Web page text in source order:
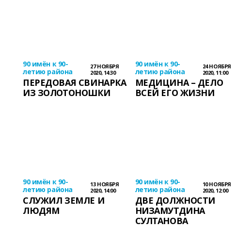
90 имён к 90-
летию района
27 НОЯБРЯ
2020, 14:30
ПЕРЕДОВАЯ СВИНАРКА
ИЗ ЗОЛОТОНОШКИ
90 имён к 90-
летию района
24 НОЯБРЯ
2020, 11:00
МЕДИЦИНА – ДЕЛО
ВСЕЙ ЕГО ЖИЗНИ
90 имён к 90-
летию района
13 НОЯБРЯ
2020, 14:00
СЛУЖИЛ ЗЕМЛЕ И
ЛЮДЯМ
90 имён к 90-
летию района
10 НОЯБРЯ
2020, 12:00
ДВЕ ДОЛЖНОСТИ
НИЗАМУТДИНА
СУЛТАНОВА